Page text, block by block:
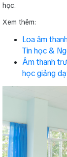
học.
Xem thêm:
Loa âm
Tin học &
Âm thanh
học giảng